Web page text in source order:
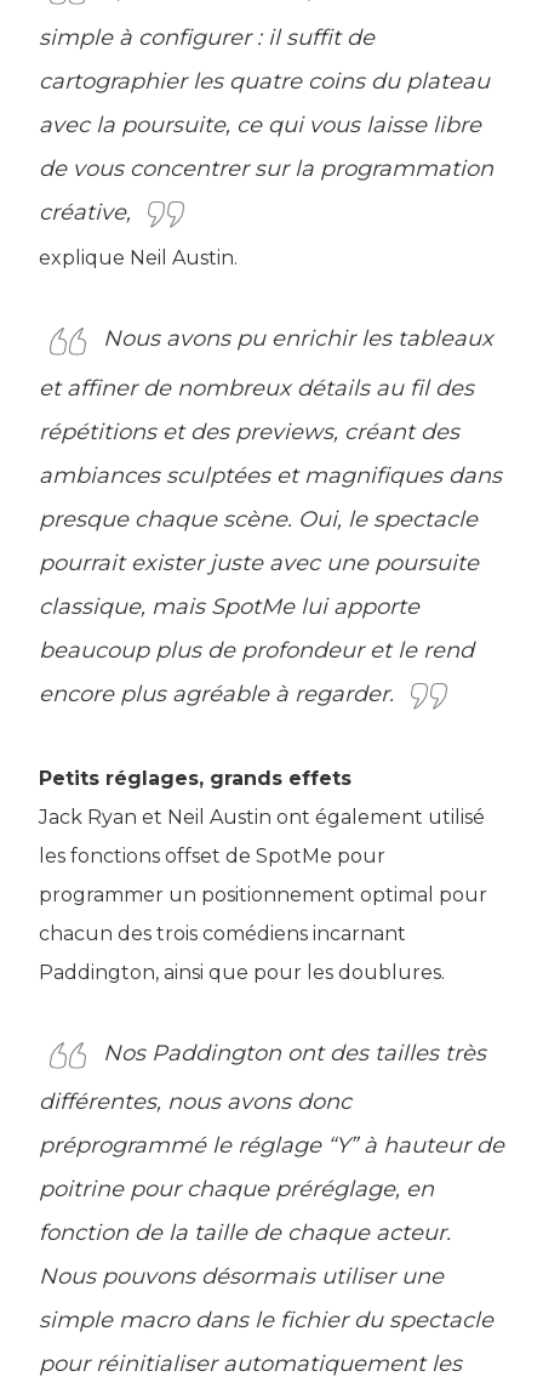
simple à configurer : il suffit de
cartographier les quatre coins du plateau
avec la poursuite, ce qui vous laisse libre
de vous concentrer sur la programmation
créative,
explique Neil Austin.
Nous avons pu enrichir les tableaux
et affiner de nombreux détails au fil des
répétitions et des previews, créant des
ambiances sculptées et magnifiques dans
presque chaque scène. Oui, le spectacle
pourrait exister juste avec une poursuite
classique, mais SpotMe lui apporte
beaucoup plus de profondeur et le rend
encore plus agréable à regarder.
Petits réglages, grands effets
Jack Ryan et Neil Austin ont également utilisé
les fonctions offset de SpotMe pour
programmer un positionnement optimal pour
chacun des trois comédiens incarnant
Paddington, ainsi que pour les doublures.
Nos Paddington ont des tailles très
différentes, nous avons donc
préprogrammé le réglage “Y” à hauteur de
poitrine pour chaque préréglage, en
fonction de la taille de chaque acteur.
Nous pouvons désormais utiliser une
simple macro dans le fichier du spectacle
pour réinitialiser automatiquement les